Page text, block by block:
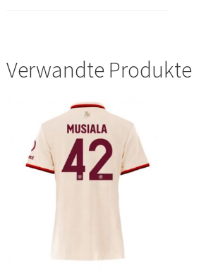
Verwandte Produkte